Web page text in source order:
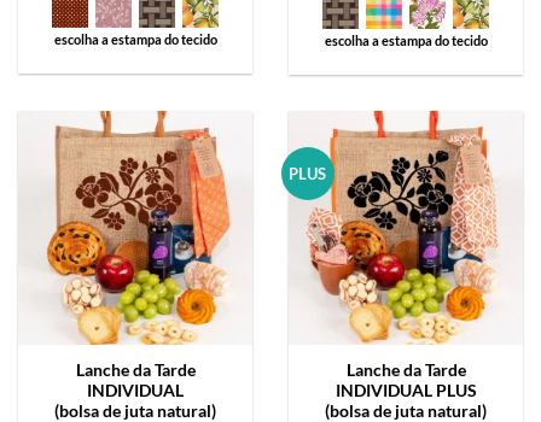
escolha a estampa do tecido escolha a estampa do tecido
Lanche da Tarde
INDIVIDUAL
(bolsa de juta natural)
PLUS
Lanche da Tarde
INDIVIDUAL PLUS
(bolsa de juta natural)